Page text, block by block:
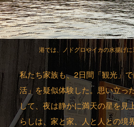
港では、ノドグロやイカの水揚げに
私たち家族も、2日間「観光」
活」を疑似体験した。思い立っ
して、夜は静かに満天の星を見
らしは、家と家、人と人との境